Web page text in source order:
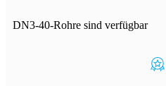
DN3-40-Rohre sind verfügbar